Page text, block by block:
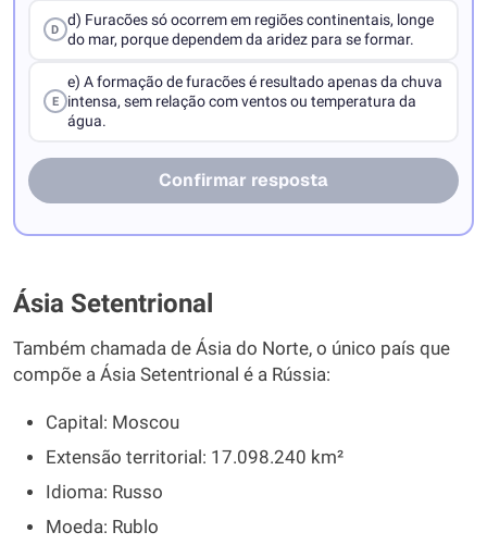
D
d) Furacões só ocorrem em regiões continentais, longe
do mar, porque dependem da aridez para se formar.
E
e) A formação de furacões é resultado apenas da chuva
intensa, sem relação com ventos ou temperatura da
água.
Confirmar resposta
Ásia Setentrional
Também chamada de Ásia do Norte, o único país que
compõe a Ásia Setentrional é a Rússia:
Capital: Moscou
Extensão territorial: 17.098.240 km²
Idioma: Russo
Moeda: Rublo